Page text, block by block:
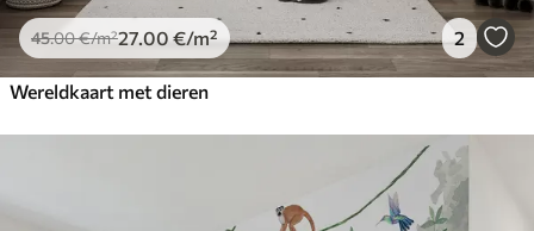
45.00€/m²27.00 €/m² 2
Wereldkaart met dieren